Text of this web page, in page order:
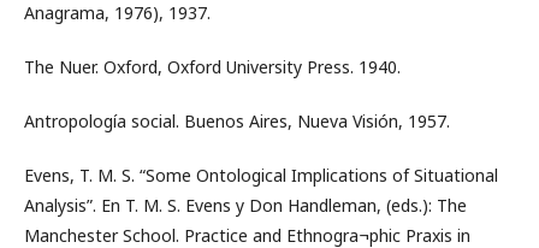
Anagrama, 1976), 1937.
The Nuer. Oxford, Oxford University Press. 1940.
Antropología social. Buenos Aires, Nueva Visión, 1957.
Evens, T. M. S. “Some Ontological Implications of Situational
Analysis”. En T. M. S. Evens y Don Handleman, (eds.): The
Manchester School. Practice and Ethnogra¬phic Praxis in